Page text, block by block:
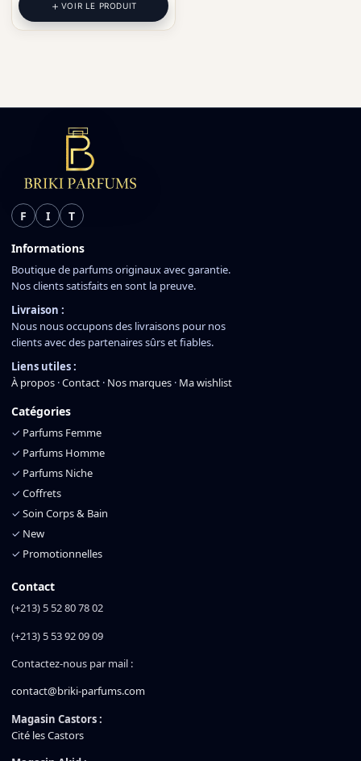
VOIR LE PRODUIT
F I T
Informations
Boutique de parfums originaux avec garantie.
Nos clients satisfaits en sont la preuve.
Livraison :
Nous nous occupons des livraisons pour nos
clients avec des partenaires sûrs et fiables.
Liens utiles :
À propos ·Contact · Nos marques · Ma wishlist
Catégories
✓ Parfums Femme
✓ Parfums Homme
✓ Parfums Niche
✓ Coffrets
✓ Soin Corps & Bain
✓ New
✓ Promotionnelles
Contact
(+213) 5 52 80 78 02
(+213) 5 53 92 09 09
Contactez-nous par mail :
contact@briki-parfums.com
Magasin Castors :
Cité les Castors